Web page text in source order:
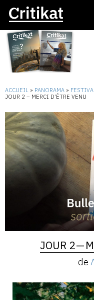
ACCUEIL » PANORAMA »
JOUR 2 – MERCI D’ÊTRE VENU
JOUR 2 —
de